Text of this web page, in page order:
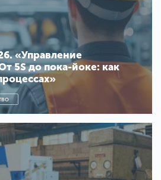
«Управление
5S до пока-йоке: как